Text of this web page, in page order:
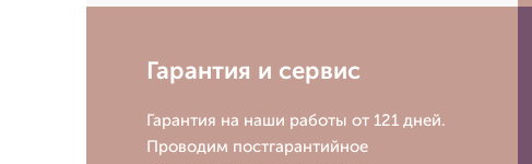
Гарантия и сервис
Гарантия на наши работы от 121 дней.
Проводим постгарантийное